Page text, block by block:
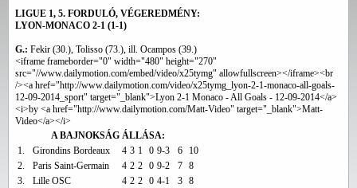
LIGUE 1, 5. FORDULÓ, VÉGEREDMÉNY:
LYON-MONACO 2-1 (1-1)
G.: Fekir (30.), Tolisso (73.), ill. Ocampos (39.)
<iframe frameborder="0" width="480" height="270"
src="//www.dailymotion.com/embed/video/x25tymg" allowfullscreen></iframe><br
/><a href="http://www.dailymotion.com/video/x25tymg_lyon-2-1-monaco-all-goals-
12-09-2014_sport" target="_blank">Lyon 2-1 Monaco - All Goals - 12-09-2014</a>
<i>by <a href="http://www.dailymotion.com/Matt-Video" target="_blank">Matt-
Video</a></i>
A BAJNOKSÁG ÁLLÁSA:
1.
Girondins Bordeaux 4 3 1 0 9-3 6
10
2.
Paris Saint-Germain 4 2 2 0 9-2 7 8
3.
Lille OSC 4 2 2 0 4-1 3 8